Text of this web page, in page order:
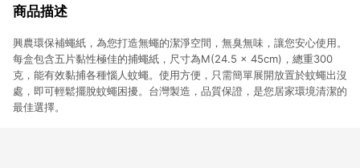
商品描述
興農環保補蠅紙，為您打造無蠅的潔淨空間，無臭無味，讓您安心使用。
每盒包含五片黏性極佳的捕蠅紙，尺寸為M(24.5 x 45cm)，總重300
克，能有效黏捕各種惱人蚊蠅。使用方便，只需簡單展開放置於蚊蠅出沒
處，即可輕鬆擺脫蚊蠅困擾。台灣製造，品質保證，是您居家環境清潔的
最佳選擇。